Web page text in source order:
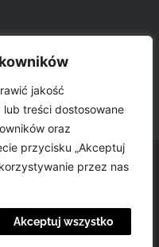
jakość
treści dostosowane
oraz
przycisku „Akceptuj
przez nas
Akceptuj wszystko
serwisu
zastrzeżone. Stronę zrobiły: